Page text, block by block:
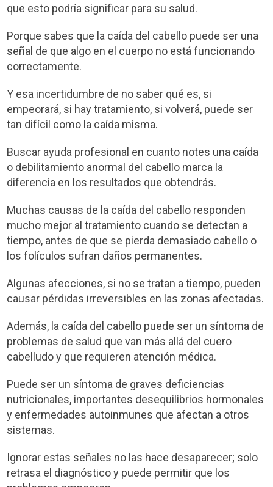
que esto podría significar para su salud.
Porque sabes que la caída del cabello puede ser una
señal de que algo en el cuerpo no está funcionando
correctamente.
Y esa incertidumbre de no saber qué es, si
empeorará, si hay tratamiento, si volverá, puede ser
tan difícil como la caída misma.
Buscar ayuda profesional en cuanto notes una caída
o debilitamiento anormal del cabello marca la
diferencia en los resultados que obtendrás.
Muchas causas de la caída del cabello responden
mucho mejor al tratamiento cuando se detectan a
tiempo, antes de que se pierda demasiado cabello o
los folículos sufran daños permanentes.
Algunas afecciones, si no se tratan a tiempo, pueden
causar pérdidas irreversibles en las zonas afectadas.
Además, la caída del cabello puede ser un síntoma de
problemas de salud que van más allá del cuero
cabelludo y que requieren atención médica.
Puede ser un síntoma de graves deficiencias
nutricionales, importantes desequilibrios hormonales
y enfermedades autoinmunes que afectan a otros
sistemas.
Ignorar estas señales no las hace desaparecer; solo
retrasa el diagnóstico y puede permitir que los